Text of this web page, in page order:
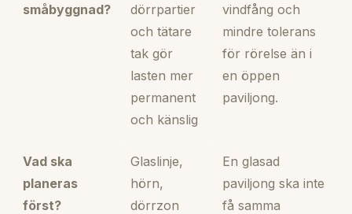
småbyggnad?
dörrpartier
och tätare
tak gör
lasten mer
permanent
och känslig
vindfång och
mindre tolerans
för rörelse än i
en öppen
paviljong.
Vad ska
planeras
först?
Glaslinje,
hörn,
dörrzon
En glasad
paviljong ska inte
få samma